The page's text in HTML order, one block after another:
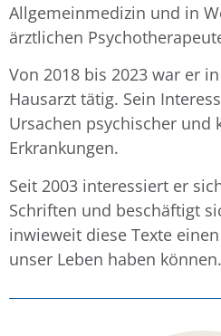
Allgemeinmedizin und in
ärztlichen
Von 2018 bis 2023 war er
Hausarzt tätig. Sein
Ursachen psychischer und
Erkrankungen.
Seit 2003 interessiert er
Schriften und beschäftigt
inwieweit diese Texte
unser Leben haben können.